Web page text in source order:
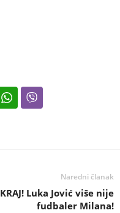
Naredni članak
KRAJ! Luka Jović više nije
fudbaler Milana!